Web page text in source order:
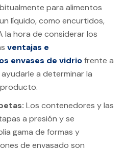
para alimentos
líquido, como encurtidos,
la hora de considerar los
ventajas e
envases de vidriofrente a
a determinar la
Los contenedores y las
a presión y se
gama de formas y
de envasado son